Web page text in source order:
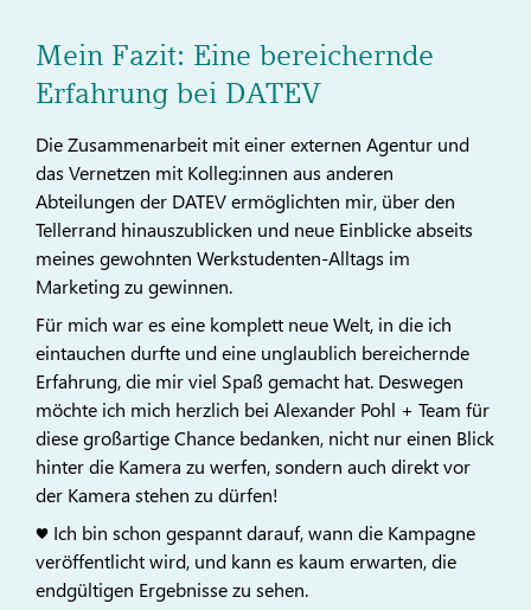
Mein Fazit: Eine bereichernde
Erfahrung bei DATEV
Die Zusammenarbeit mit einer externen Agentur und
das Vernetzen mit Kolleg:innen aus anderen
Abteilungen der DATEV ermöglichten mir, über den
Tellerrand hinauszublicken und neue Einblicke abseits
meines gewohnten Werkstudenten-Alltags im
Marketing zu gewinnen.
Für mich war es eine komplett neue Welt, in die ich
eintauchen durfte und eine unglaublich bereichernde
Erfahrung, die mir viel Spaß gemacht hat. Deswegen
möchte ich mich herzlich bei Alexander Pohl + Team für
diese großartige Chance bedanken, nicht nur einen Blick
hinter die Kamera zu werfen, sondern auch direkt vor
der Kamera stehen zu dürfen!
♥ Ich bin schon gespannt darauf, wann die Kampagne
veröffentlicht wird, und kann es kaum erwarten, die
endgültigen Ergebnisse zu sehen.